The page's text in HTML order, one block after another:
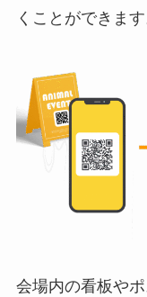
くことができます
会場内の看板や